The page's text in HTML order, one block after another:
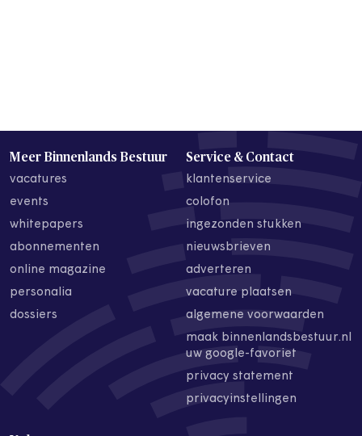
Meer Binnenlands Bestuur
vacatures
events
whitepapers
abonnementen
online magazine
personalia
dossiers
Service & Contact
klantenservice
colofon
ingezonden stukken
nieuwsbrieven
adverteren
vacature plaatsen
algemene voorwaarden
maak binnenlandsbestuur.nl
uw google-favoriet
privacy statement
privacyinstellingen